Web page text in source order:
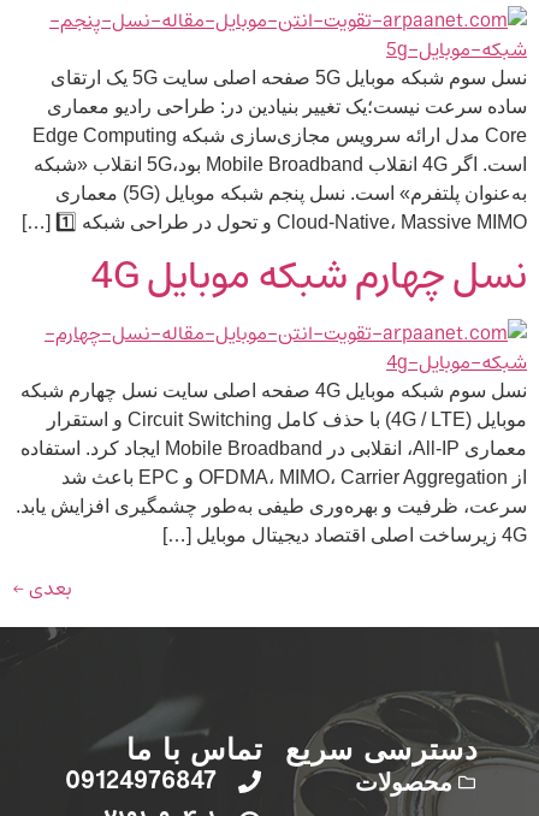
نسل سوم شبکه موبایل 5G صفحه اصلی سایت 5G یک ارتقای
ساده سرعت نیست؛یک تغییر بنیادین در: طراحی رادیو معماری
Core مدل ارائه سرویس مجازی‌سازی شبکه Edge Computing
است. اگر 4G انقلاب Mobile Broadband بود،5G انقلاب «شبکه
به‌عنوان پلتفرم» است. نسل پنجم شبکه موبایل (5G) معماری
Cloud-Native، Massive MIMO و تحول در طراحی شبکه 1️⃣ […]
نسل چهارم شبکه موبایل 4G
نسل سوم شبکه موبایل 4G صفحه اصلی سایت نسل چهارم شبکه
موبایل (4G / LTE) با حذف کامل Circuit Switching و استقرار
معماری All-IP، انقلابی در Mobile Broadband ایجاد کرد. استفاده
از OFDMA، MIMO، Carrier Aggregation و EPC باعث شد
سرعت، ظرفیت و بهره‌وری طیفی به‌طور چشمگیری افزایش یابد.
4G زیرساخت اصلی اقتصاد دیجیتال موبایل […]
بعدی←
دسترسی سریع
محصولات
تماس با ما
09124976847